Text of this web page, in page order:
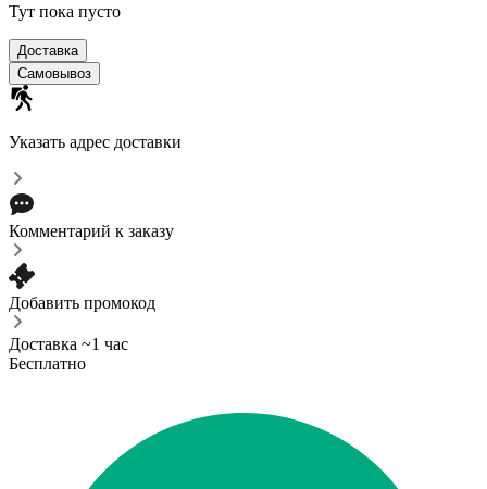
Тут пока пусто
Доставка
Самовывоз
Указать адрес доставки
Комментарий к заказу
Добавить промокод
Доставка ~1 час
Бесплатно